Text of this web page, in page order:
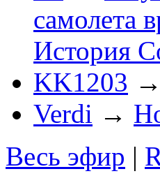
самолета
История
KK1203 →
Verdi →
Весь эфир |